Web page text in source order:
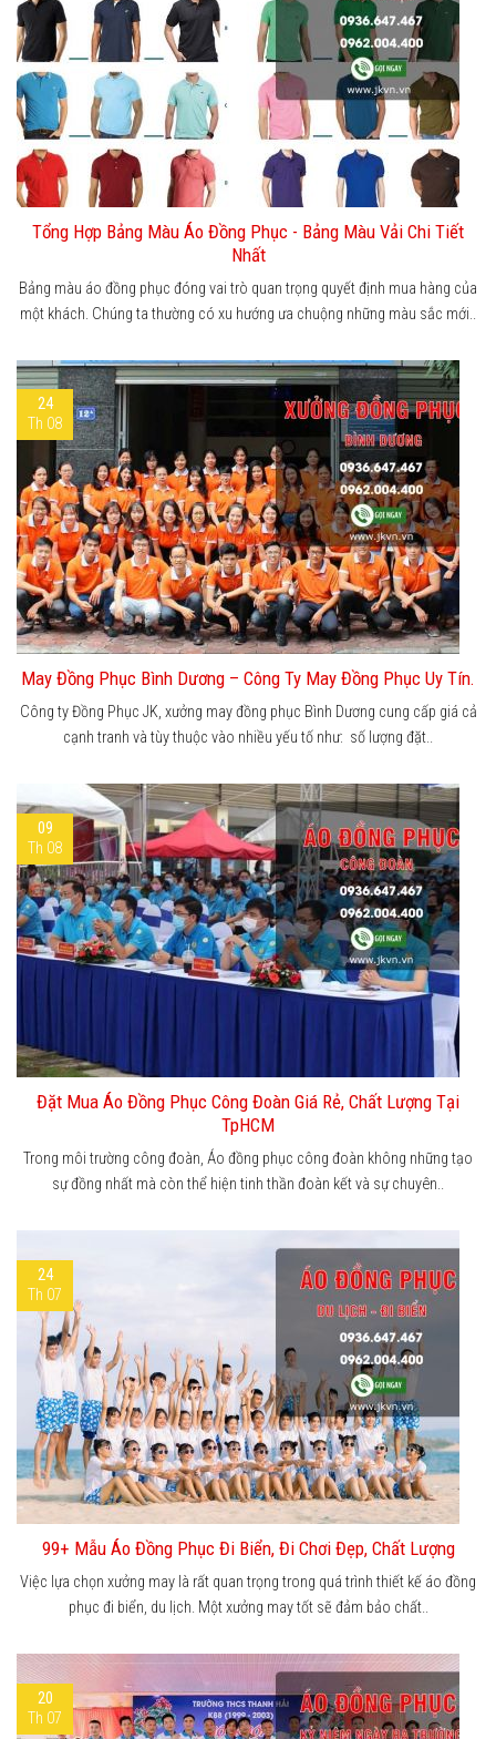
Tổng Hợp Bảng Màu Áo Đồng Phục - Bảng Màu Vải Chi Tiết
Nhất
Bảng màu áo đồng phục đóng vai trò quan trọng quyết định mua hàng của
một khách. Chúng ta thường có xu hướng ưa chuộng những màu sắc mới..
24
Th 08
May Đồng Phục Bình Dương – Công Ty May Đồng Phục Uy Tín.
Công ty Đồng Phục JK, xưởng may đồng phục Bình Dương cung cấp giá cả
cạnh tranh và tùy thuộc vào nhiều yếu tố như: số lượng đặt..
09
Th 08
Đặt Mua Áo Đồng Phục Công Đoàn Giá Rẻ, Chất Lượng Tại
TpHCM
Trong môi trường công đoàn, Áo đồng phục công đoàn không những tạo
sự đồng nhất mà còn thể hiện tinh thần đoàn kết và sự chuyên..
24
Th 07
99+ Mẫu Áo Đồng Phục Đi Biển, Đi Chơi Đẹp, Chất Lượng
Việc lựa chọn xưởng may là rất quan trọng trong quá trình thiết kế áo đồng
phục đi biển, du lịch. Một xưởng may tốt sẽ đảm bảo chất..
20
Th 07